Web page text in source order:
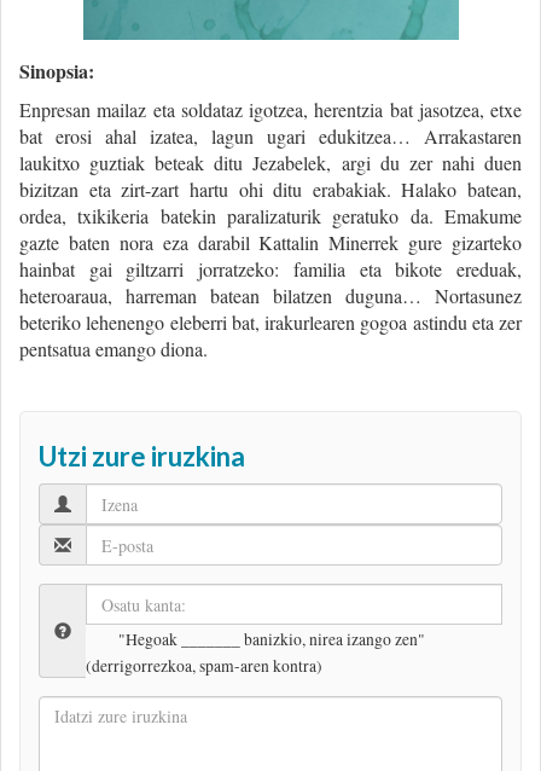
Sinopsia:
Enpresan mailaz eta soldataz igotzea, herentzia bat jasotzea, etxe
bat erosi ahal izatea, lagun ugari edukitzea… Arrakastaren
laukitxo guztiak beteak ditu Jezabelek, argi du zer nahi duen
bizitzan eta zirt-zart hartu ohi ditu erabakiak. Halako batean,
ordea, txikikeria batekin paralizaturik geratuko da. Emakume
gazte baten nora eza darabil Kattalin Minerrek gure gizarteko
hainbat gai giltzarri jorratzeko: familia eta bikote ereduak,
heteroaraua, harreman batean bilatzen duguna… Nortasunez
beteriko lehenengo eleberri bat, irakurlearen gogoa astindu eta zer
pentsatua emango diona.
Utzi zure iruzkina
"Hegoak _______ banizkio, nirea izango zen"
(derrigorrezkoa, spam-aren kontra)
Idatzi